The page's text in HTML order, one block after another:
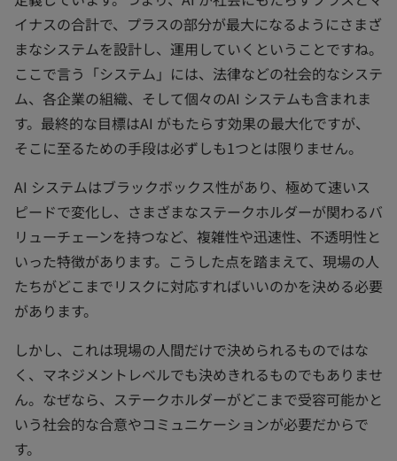
イナスの合計で、プラスの部分が最大になるようにさまざ
まなシステムを設計し、運用していくということですね。
ここで言う「システム」には、法律などの社会的なシステ
ム、各企業の組織、そして個々のAI システムも含まれま
す。最終的な目標はAI がもたらす効果の最大化ですが、
そこに至るための手段は必ずしも1つとは限りません。
AI システムはブラックボックス性があり、極めて速いス
ピードで変化し、さまざまなステークホルダーが関わるバ
リューチェーンを持つなど、複雑性や迅速性、不透明性と
いった特徴があります。こうした点を踏まえて、現場の人
たちがどこまでリスクに対応すればいいのかを決める必要
があります。
しかし、これは現場の人間だけで決められるものではな
く、マネジメントレベルでも決めきれるものでもありませ
ん。なぜなら、ステークホルダーがどこまで受容可能かと
いう社会的な合意やコミュニケーションが必要だからで
す。